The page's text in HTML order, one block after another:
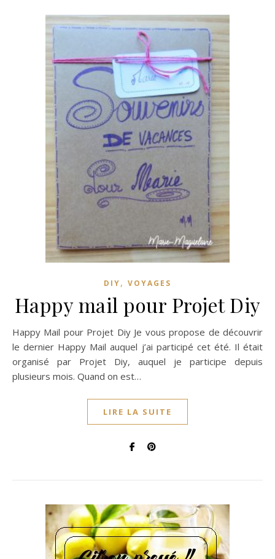
DIY, VOYAGES
Happy mail pour Projet Diy
Happy Mail pour Projet Diy Je vous propose de découvrir
le dernier Happy Mail auquel j’ai participé cet été. Il était
organisé par Projet Diy, auquel je participe depuis
plusieurs mois. Quand on est…
LIRE LA SUITE